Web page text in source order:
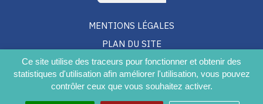
Ce site utilise des traceurs pour fonctionner et obtenir des
statistiques d'utilisation afin améliorer l'utilisation, vous pouvez
contrôler ceux que vous souhaitez activer.
MENTIONS LÉGALES
PLAN DU SITE
CRÉDITS
ACCESSIBILITÉ DU SITE